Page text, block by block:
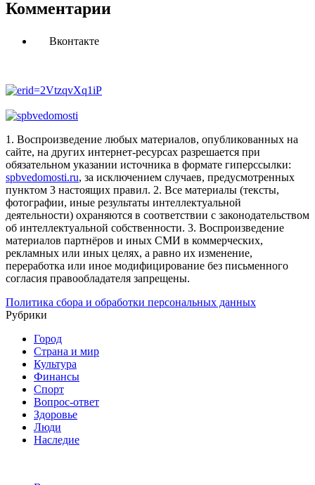
Комментарии
Вконтакте
1. Воспроизведение любых материалов, опубликованных на
сайте, на других интернет-ресурсах разрешается при
обязательном указании источника в формате гиперссылки:
spbvedomosti.ru, за исключением случаев, предусмотренных
пунктом 3 настоящих правил. 2. Все материалы (тексты,
фотографии, иные результаты интеллектуальной
деятельности) охраняются в соответствии с законодательством
об интеллектуальной собственности. 3. Воспроизведение
материалов партнёров и иных СМИ в коммерческих,
рекламных или иных целях, а равно их изменение,
переработка или иное модифицирование без письменного
согласия правообладателя запрещены.
Политика сбора и обработки персональных данных
Рубрики
Город
Страна и мир
Культура
Финансы
Спорт
Вопрос-ответ
Здоровье
Люди
Наследие